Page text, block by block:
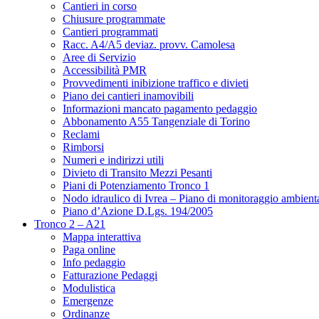
Cantieri in corso
Chiusure programmate
Cantieri programmati
Racc. A4/A5 deviaz. provv. Camolesa
Aree di Servizio
Accessibilità PMR
Provvedimenti inibizione traffico e divieti
Piano dei cantieri inamovibili
Informazioni mancato pagamento pedaggio
Abbonamento A55 Tangenziale di Torino
Reclami
Rimborsi
Numeri e indirizzi utili
Divieto di Transito Mezzi Pesanti
Piani di Potenziamento Tronco 1
Nodo idraulico di Ivrea – Piano di monitoraggio
Piano d’Azione D.Lgs. 194/2005
Tronco 2 – A21
Mappa interattiva
Paga online
Info pedaggio
Fatturazione Pedaggi
Modulistica
Emergenze
Ordinanze